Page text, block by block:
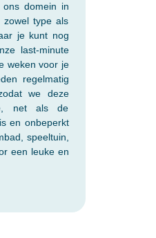
domein in
zowel type als
je kunt nog
last-minute
weken voor je
regelmatig
we deze
net als de
en onbeperkt
speeltuin,
een leuke en